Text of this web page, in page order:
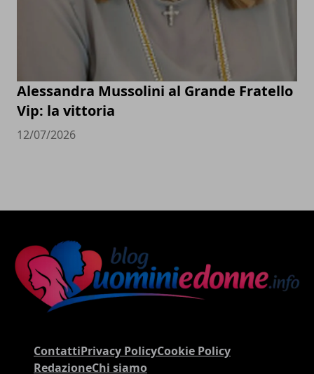
Alessandra Mussolini al Grande Fratello
Vip: la vittoria
12/07/2026
ContattiPrivacy PolicyCookie Policy
RedazioneChi siamo